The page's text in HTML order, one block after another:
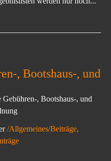
, Bootshaus-, und
Gebühren-, Bootshaus-, und
/Allgemeines/Beiträge,